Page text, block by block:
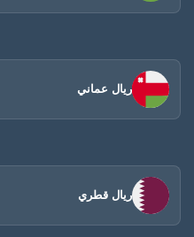
ريال عماني
ريال قطري